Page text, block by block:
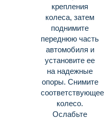
крепления
колеса, затем
поднимите
переднюю часть
автомоби­ля и
установите ее
на надежные
опоры. Сни­мите
соответствующее
колесо.
Ослабьте